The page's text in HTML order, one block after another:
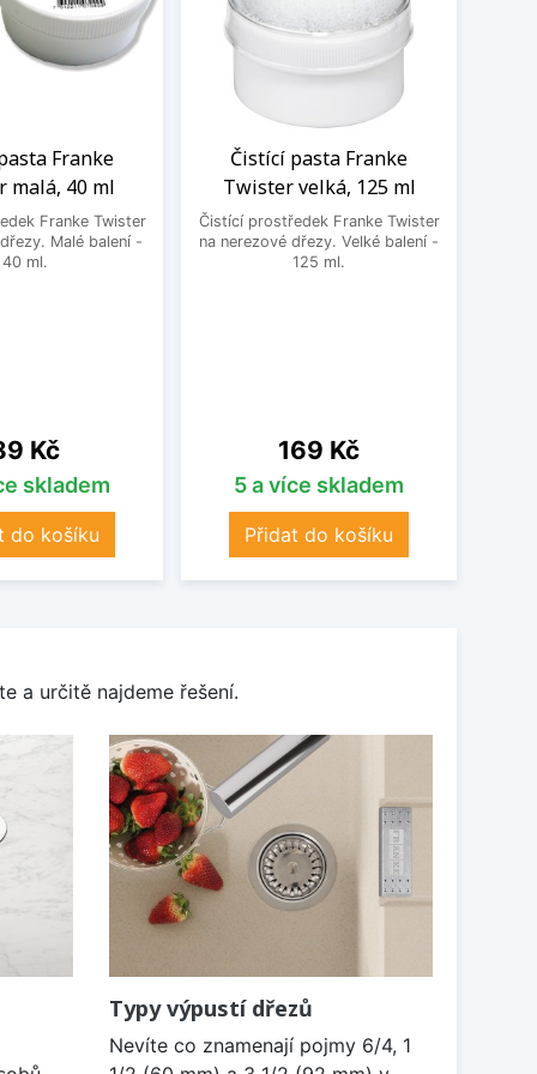
Franke
malá, 40 ml
Franke Twister
Malé balení -
40 ml.
Kč
skladem
do košíku
Čistící pasta Franke
Twister velká, 125 ml
Čistící prostředek Franke Twister
na nerezové dřezy. Velké balení -
125 ml.
Cena
169 Kč
5 a více skladem
Přidat do košíku
a určitě najdeme řešení.
Typy výpustí dřezů
Nevíte co znamenají pojmy 6/4, 1